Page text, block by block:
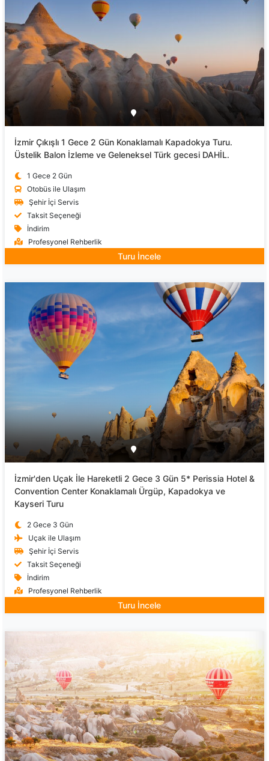
İzmir Çıkışlı 1 Gece 2 Gün Konaklamalı Kapadokya Turu.
Üstelik Balon İzleme ve Geleneksel Türk gecesi DAHİL.
1 Gece 2 Gün
Otobüs ile Ulaşım
Şehir İçi Servis
Taksit Seçeneği
İndirim
Profesyonel Rehberlik
Turu İncele
İzmir'den Uçak İle Hareketli 2 Gece 3 Gün 5* Perissia Hotel &
Convention Center Konaklamalı Ürgüp, Kapadokya ve
Kayseri Turu
2 Gece 3 Gün
Uçak ile Ulaşım
Şehir İçi Servis
Taksit Seçeneği
İndirim
Profesyonel Rehberlik
Turu İncele